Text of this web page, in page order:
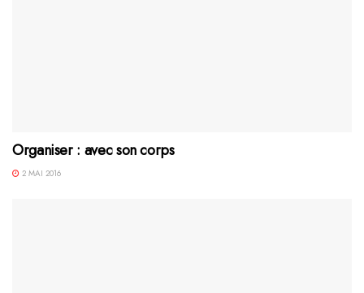
Organiser : avec son corps
2 MAI 2016